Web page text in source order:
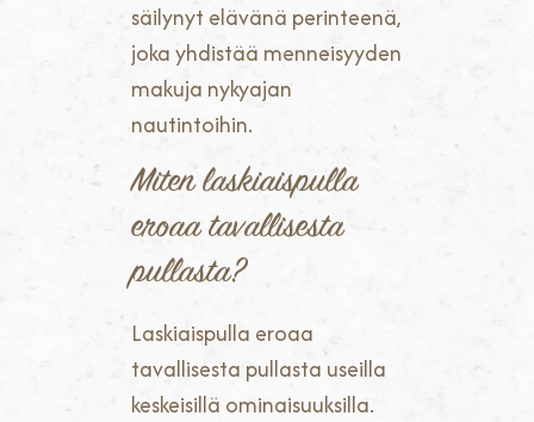
säilynyt elävänä perinteenä,
joka yhdistää menneisyyden
makuja nykyajan
nautintoihin.
Miten laskiaispulla
eroaa tavallisesta
pullasta?
Laskiaispulla eroaa
tavallisesta pullasta useilla
keskeisillä ominaisuuksilla.